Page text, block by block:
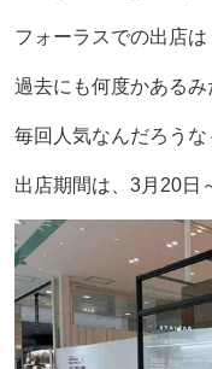
フォーラスでの出店は
過去にも何度かある
毎回人気なんだろうな
出店期間は、3月20日